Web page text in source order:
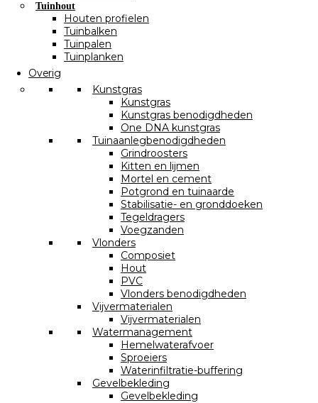
Tuinhout
Houten profielen
Tuinbalken
Tuinpalen
Tuinplanken
Overig
Kunstgras
Kunstgras
Kunstgras benodigdheden
One DNA kunstgras
Tuinaanlegbenodigdheden
Grindroosters
Kitten en lijmen
Mortel en cement
Potgrond en tuinaarde
Stabilisatie- en gronddoeken
Tegeldragers
Voegzanden
Vlonders
Composiet
Hout
PVC
Vlonders benodigdheden
Vijvermaterialen
Vijvermaterialen
Watermanagement
Hemelwaterafvoer
Sproeiers
Waterinfiltratie-buffering
Gevelbekleding
Gevelbekleding